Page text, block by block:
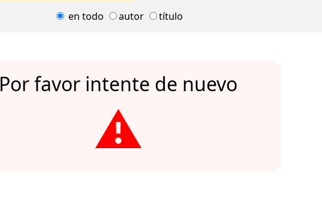
en todo autor título
Por favor intente de nuevo
⚠️